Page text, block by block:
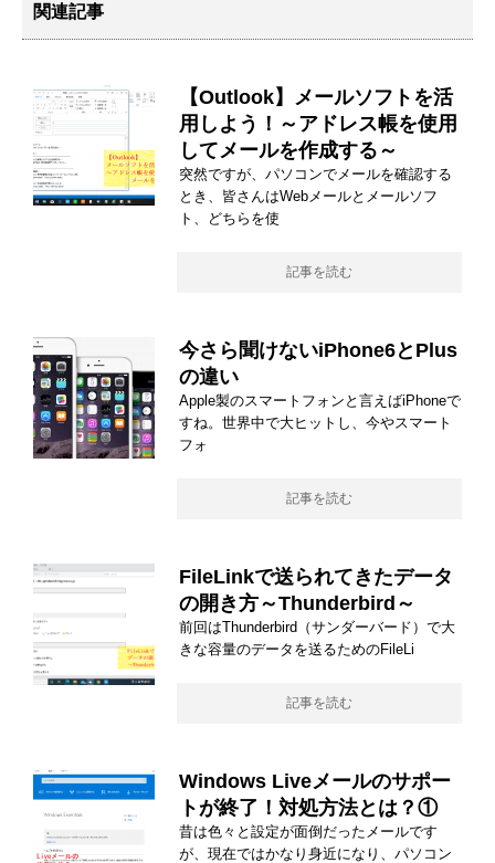
関連記事
【Outlook】メールソフトを活
用しよう！～アドレス帳を使用
してメールを作成する～
突然ですが、パソコンでメールを確認する
とき、皆さんはWebメールとメールソフ
ト、どちらを使
記事を読む
今さら聞けないiPhone6とPlus
の違い
Apple製のスマートフォンと言えばiPhoneで
すね。世界中で大ヒットし、今やスマート
フォ
記事を読む
FileLinkで送られてきたデータ
の開き方～Thunderbird～
前回はThunderbird（サンダーバード）で大
きな容量のデータを送るためのFileLi
記事を読む
Windows Liveメールのサポー
トが終了！対処方法とは？①
昔は色々と設定が面倒だったメールです
が、現在ではかなり身近になり、パソコン